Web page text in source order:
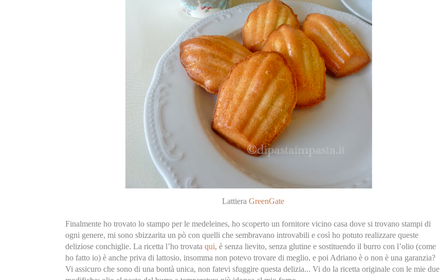
Lattiera GreenGate
Finalmente ho trovato lo stampo per le medeleines, ho scoperto un fornitore vicino casa dove si trovano stampi di
ogni genere, mi sono sbizzarita un pò con quelli che sembravano introvabili e così ho potuto realizzare queste
deliziose conchiglie. La ricetta l’ho trovata qui, è senza lievito, senza glutine e sostituendo il burro con l’olio (come
ho fatto io) è anche priva di lattosio, insomma non potevo trovare di meglio, e poi Adriano è o non è una garanzia?
Vi assicuro che sono di una bontà unica, non fatevi sfuggire questa delizia... Vi do la ricetta originale con le mie due